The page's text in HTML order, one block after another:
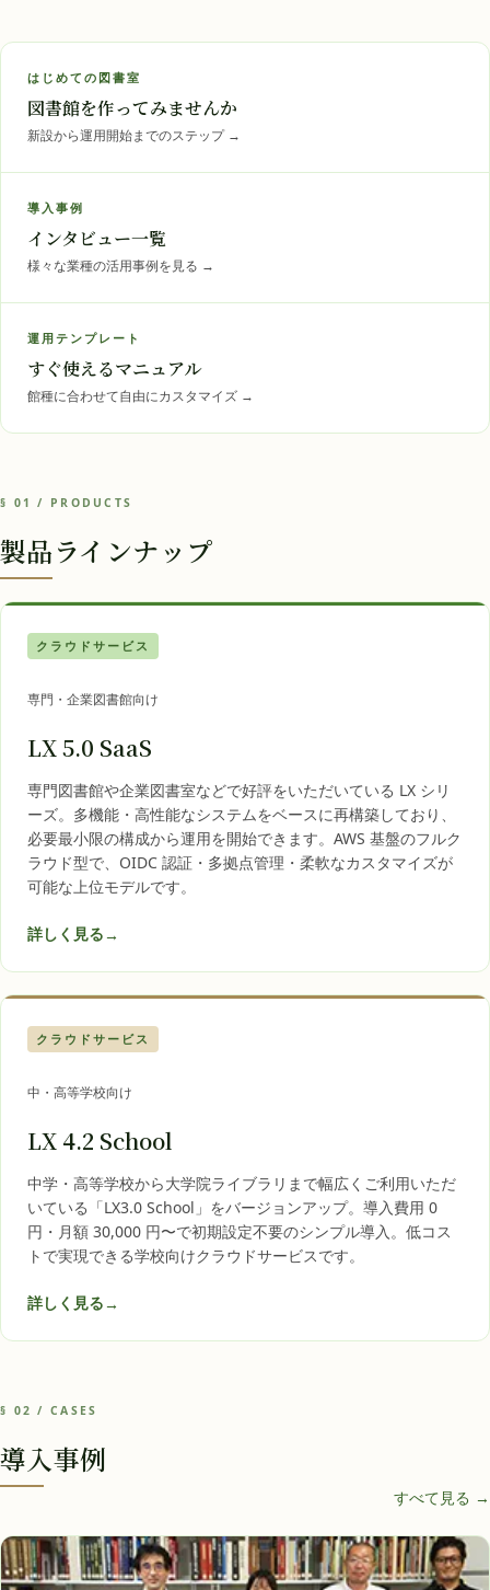
はじめての図書室
図書館を作ってみませんか
新設から運用開始までのステップ →
導入事例
インタビュー一覧
様々な業種の活用事例を見る →
運用テンプレート
すぐ使えるマニュアル
館種に合わせて自由にカスタマイズ →
§ 01 / PRODUCTS
製品ラインナップ
クラウドサービス
専門・企業図書館向け
LX 5.0 SaaS
専門図書館や企業図書室などで好評をいただいている LX シリ
ーズ。多機能・高性能なシステムをベースに再構築しており、
必要最小限の構成から運用を開始できます。AWS 基盤のフルク
ラウド型で、OIDC 認証・多拠点管理・柔軟なカスタマイズが
可能な上位モデルです。
詳しく見る→
クラウドサービス
中・高等学校向け
LX 4.2 School
中学・高等学校から大学院ライブラリまで幅広くご利用いただ
いている「LX3.0 School」をバージョンアップ。導入費用 0
円・月額 30,000 円〜で初期設定不要のシンプル導入。低コス
トで実現できる学校向けクラウドサービスです。
詳しく見る→
§ 02 / CASES
導入事例
すべて見る →